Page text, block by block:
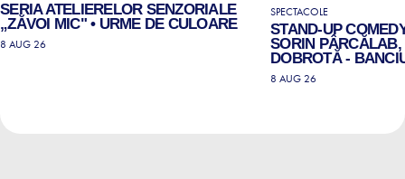
SERIA ATELIERELOR SENZORIALE
„ZĂVOI MIC" • URME DE CULOARE
8 AUG 26
SPECTACOLE
STAND-UP
SORIN PÂRCĂLAB,
DOBROTĂ -
8 AUG 26